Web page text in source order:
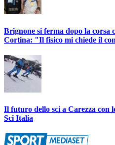
Brignone si ferma dopo la
Cortina: "Il fisico mi chiede il
Il futuro dello sci a Carezza con
Sci Italia